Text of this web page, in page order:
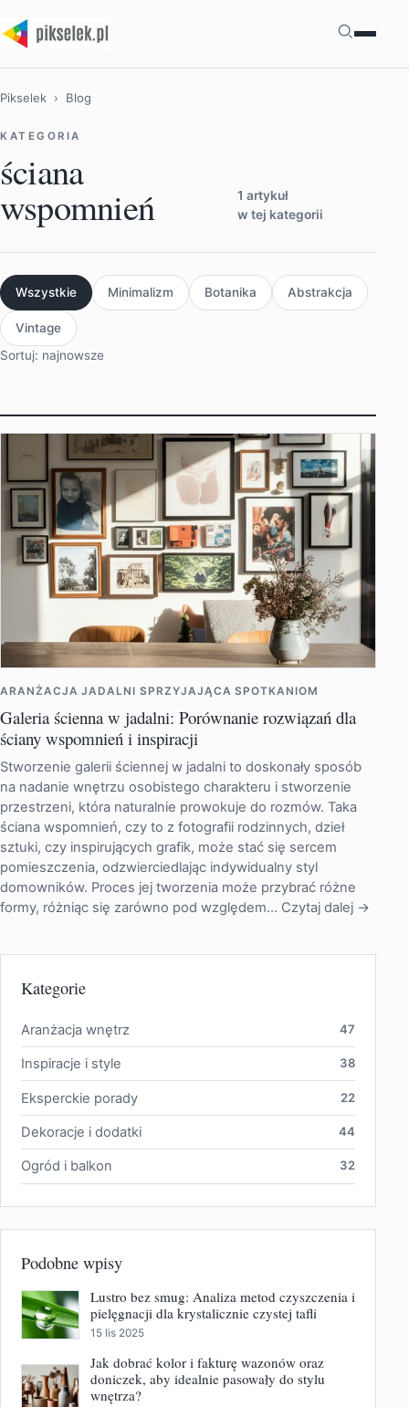
Szukaj
Pikselek › Blog
KATEGORIA
ściana
wspomnień
1 artykuł
w tej kategorii
Wszystkie Minimalizm Botanika Abstrakcja
Vintage
Sortuj: najnowsze
ARANŻACJA JADALNI SPRZYJAJĄCA SPOTKANIOM
Galeria ścienna w jadalni: Porównanie rozwiązań dla
ściany wspomnień i inspiracji
Stworzenie galerii ściennej w jadalni to doskonały sposób
na nadanie wnętrzu osobistego charakteru i stworzenie
przestrzeni, która naturalnie prowokuje do rozmów. Taka
ściana wspomnień, czy to z fotografii rodzinnych, dzieł
sztuki, czy inspirujących grafik, może stać się sercem
pomieszczenia, odzwierciedlając indywidualny styl
domowników. Proces jej tworzenia może przybrać różne
formy, różniąc się zarówno pod względem… Czytaj dalej →
Kategorie
Aranżacja wnętrz 47
Inspiracje i style 38
Eksperckie porady 22
Dekoracje i dodatki 44
Ogród i balkon 32
Podobne wpisy
Lustro bez smug: Analiza metod czyszczenia i
pielęgnacji dla krystalicznie czystej tafli
15 lis 2025
Jak dobrać kolor i fakturę wazonów oraz
doniczek, aby idealnie pasowały do stylu
wnętrza?